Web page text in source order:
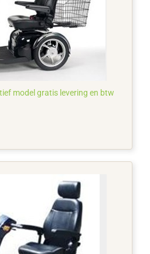
model gratis levering en btw